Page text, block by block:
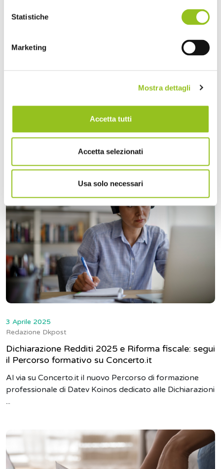
Statistiche
Marketing
Mostra dettagli
Accetta tutti
Accetta selezionati
Usa solo necessari
La nuova classificazione delle attività ATECO 2025 è
divenuta obbligatoria a partire dal 1° aprile 2025. A
3 Aprile 2025
Redazione Dkpost
Dichiarazione Redditi 2025 e Riforma fiscale: segui
il Percorso formativo su Concerto.it
Al via su Concerto.it il nuovo Percorso di formazione
professionale di Datev Koinos dedicato alle Dichiarazioni
...